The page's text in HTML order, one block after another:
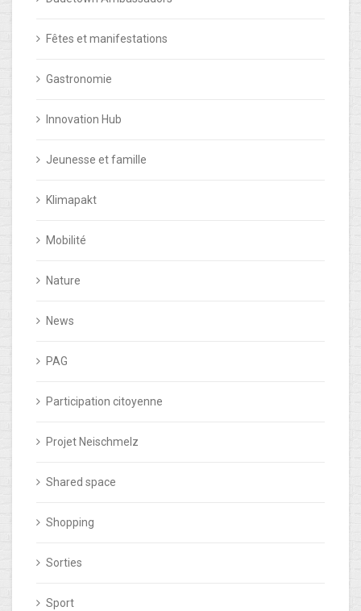
Fêtes et manifestations
Gastronomie
Innovation Hub
Jeunesse et famille
Klimapakt
Mobilité
Nature
News
PAG
Participation citoyenne
Projet Neischmelz
Shared space
Shopping
Sorties
Sport